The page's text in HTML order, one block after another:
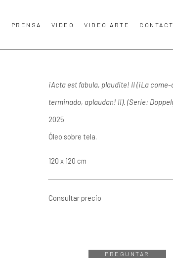
PRENSA VIDEO VIDEO ARTE
¡Acta est fabula, plaudite! II (¡La
terminado, aplaudan! II). (Serie:
2025
Óleo sobre tela.
120 x 120 cm
Consultar precio
PREGUNTAR